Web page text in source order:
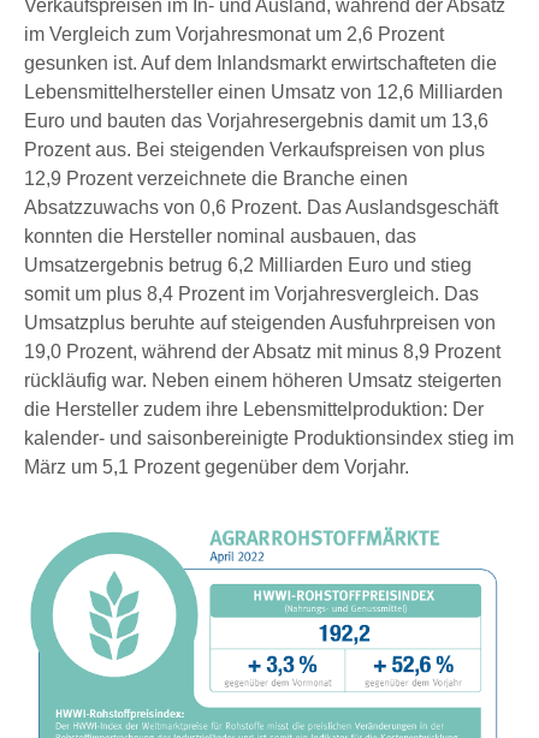
Verkaufspreisen im In- und Ausland, während der Absatz
im Vergleich zum Vorjahresmonat um 2,6 Prozent
gesunken ist. Auf dem Inlandsmarkt erwirtschafteten die
Lebensmittelhersteller einen Umsatz von 12,6 Milliarden
Euro und bauten das Vorjahresergebnis damit um 13,6
Prozent aus. Bei steigenden Verkaufspreisen von plus
12,9 Prozent verzeichnete die Branche einen
Absatzzuwachs von 0,6 Prozent. Das Auslandsgeschäft
konnten die Hersteller nominal ausbauen, das
Umsatzergebnis betrug 6,2 Milliarden Euro und stieg
somit um plus 8,4 Prozent im Vorjahresvergleich. Das
Umsatzplus beruhte auf steigenden Ausfuhrpreisen von
19,0 Prozent, während der Absatz mit minus 8,9 Prozent
rückläufig war. Neben einem höheren Umsatz steigerten
die Hersteller zudem ihre Lebensmittelproduktion: Der
kalender- und saisonbereinigte Produktionsindex stieg im
März um 5,1 Prozent gegenüber dem Vorjahr.